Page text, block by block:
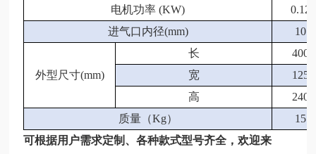
电机功率 (KW)
0.12
进气口内径(mm)
10
外型尺寸(mm)
长
400
宽
125
高
240
质量（Kg）
15
可根据用户需求定制、各种款式型号齐全，欢迎来